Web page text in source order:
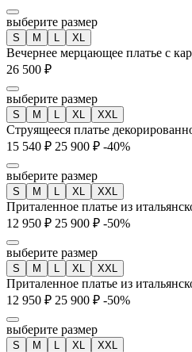
выберите размер
S M L XL
Вечернее мерцающее платье с
26 500 ₽
выберите размер
S M L XL XXL
Струящееся платье
15 540 ₽ 25 900 ₽ -40%
выберите размер
S M L XL XXL
Приталенное платье из
12 950 ₽ 25 900 ₽ -50%
выберите размер
S M L XL XXL
Приталенное платье из
12 950 ₽ 25 900 ₽ -50%
выберите размер
S M L XL XXL